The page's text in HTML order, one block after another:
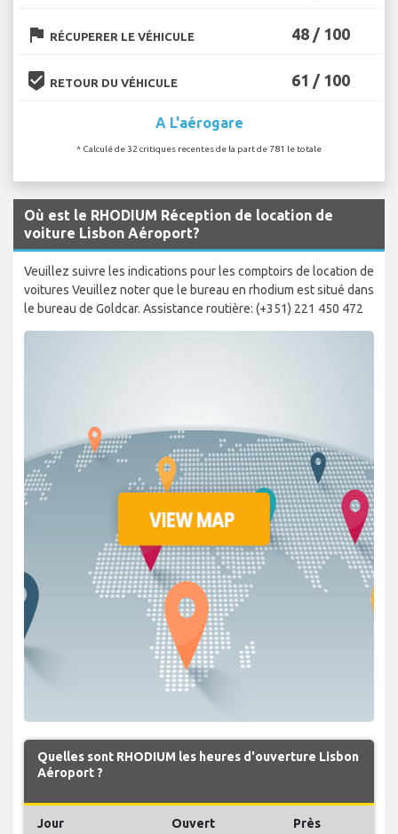
flag RÉCUPERER LE VÉHICULE 48 / 100
beenhere RETOUR DU VÉHICULE 61 / 100
A L'aérogare
* Calculé de 32 critiques recentes de la part de 781 le totale
Où est le RHODIUM Réception de location de
voiture Lisbon Aéroport?
Veuillez suivre les indications pour les comptoirs de location de
voitures Veuillez noter que le bureau en rhodium est situé dans
le bureau de Goldcar. Assistance routière: (+351) 221 450 472
Quelles sont RHODIUM les heures d'ouverture Lisbon
Aéroport ?
Jour Ouvert Près